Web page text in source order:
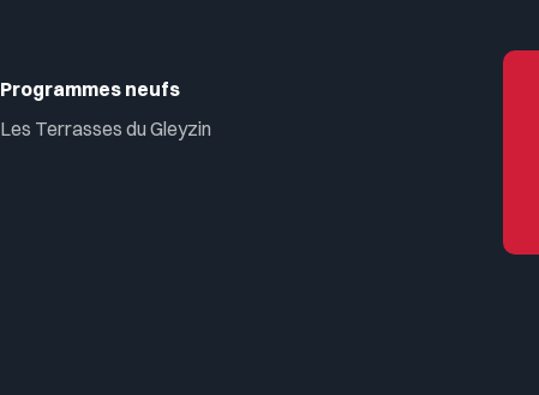
Programmes neufs
Les Terrasses du Gleyzin